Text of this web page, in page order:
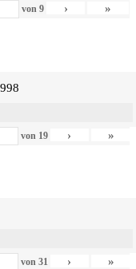
von9 › »
von 19 › »
von 31 › »